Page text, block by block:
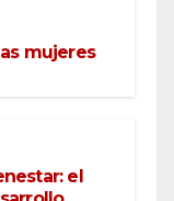
mujeres
el